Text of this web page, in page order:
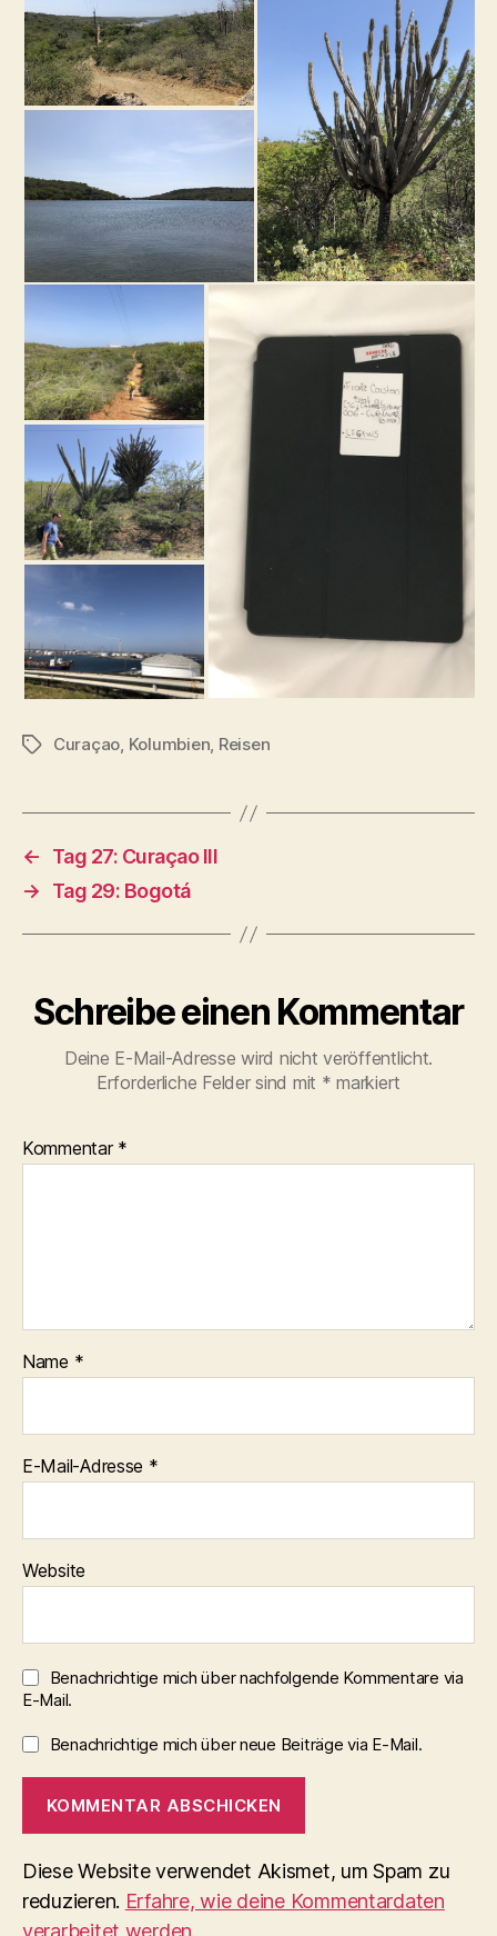
Schlagwörter
Curaçao, Kolumbien, Reisen
←
Tag 27: Curaçao III
→
Tag 29: Bogotá
Schreibe einen Kommentar
Deine E-Mail-Adresse wird nicht veröffentlicht.
Erforderliche Felder sind mit * markiert
Kommentar *
Name *
E-Mail-Adresse *
Website
Benachrichtige mich über nachfolgende Kommentare via
E-Mail.
Benachrichtige mich über neue Beiträge via E-Mail.
Diese Website verwendet Akismet, um Spam zu
reduzieren. Erfahre, wie deine Kommentardaten
verarbeitet werden.